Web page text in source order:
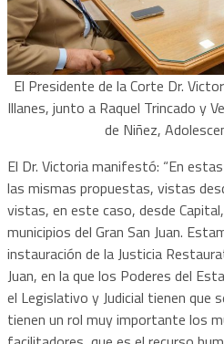
El Presidente de la Corte Dr.
Illanes, junto a Raquel Trincado y
de Niñez,
El Dr. Victoria manifestó: “En
las mismas propuestas, vistas
vistas, en este caso, desde
municipios del Gran San Juan.
instauración de la Justicia
Juan, en la que los Poderes del
el Legislativo y Judicial tienen que
tienen un rol muy importante los